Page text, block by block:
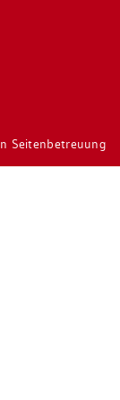
Sei­ten­be­treu­ung